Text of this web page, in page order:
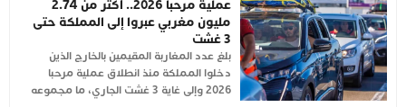
عملية مرحبا 2026.. أكثر من 2.74
مليون مغربي عبروا إلى المملكة حتى
3 غشت
بلغ عدد المغاربة المقيمين بالخارج الذين
دخلوا المملكة منذ انطلاق عملية مرحبا
2026 وإلى غاية 3 غشت الجاري، ما مجموعه